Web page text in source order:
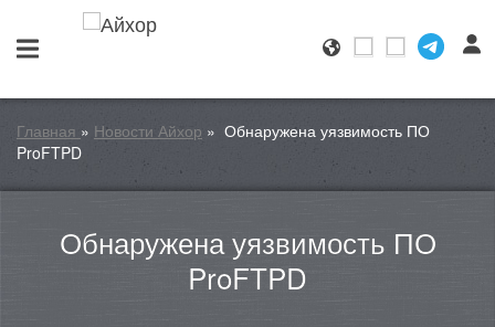
Главная » Новости Айхор » Обнаружена уязвимость ПО
ProFTPD
Обнаружена уязвимость ПО
ProFTPD